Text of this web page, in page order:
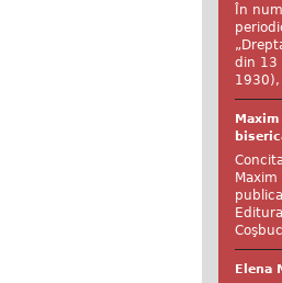
În
din 13
1930),
Maxim
Elena